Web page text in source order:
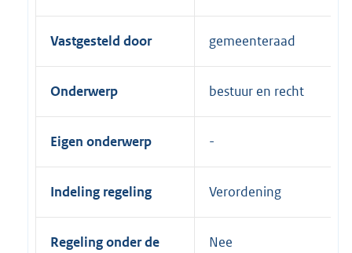
Vastgesteld door gemeenteraad
Onderwerp bestuur en recht
Eigen onderwerp
Indeling regeling Verordening
Regeling onder de
Nee